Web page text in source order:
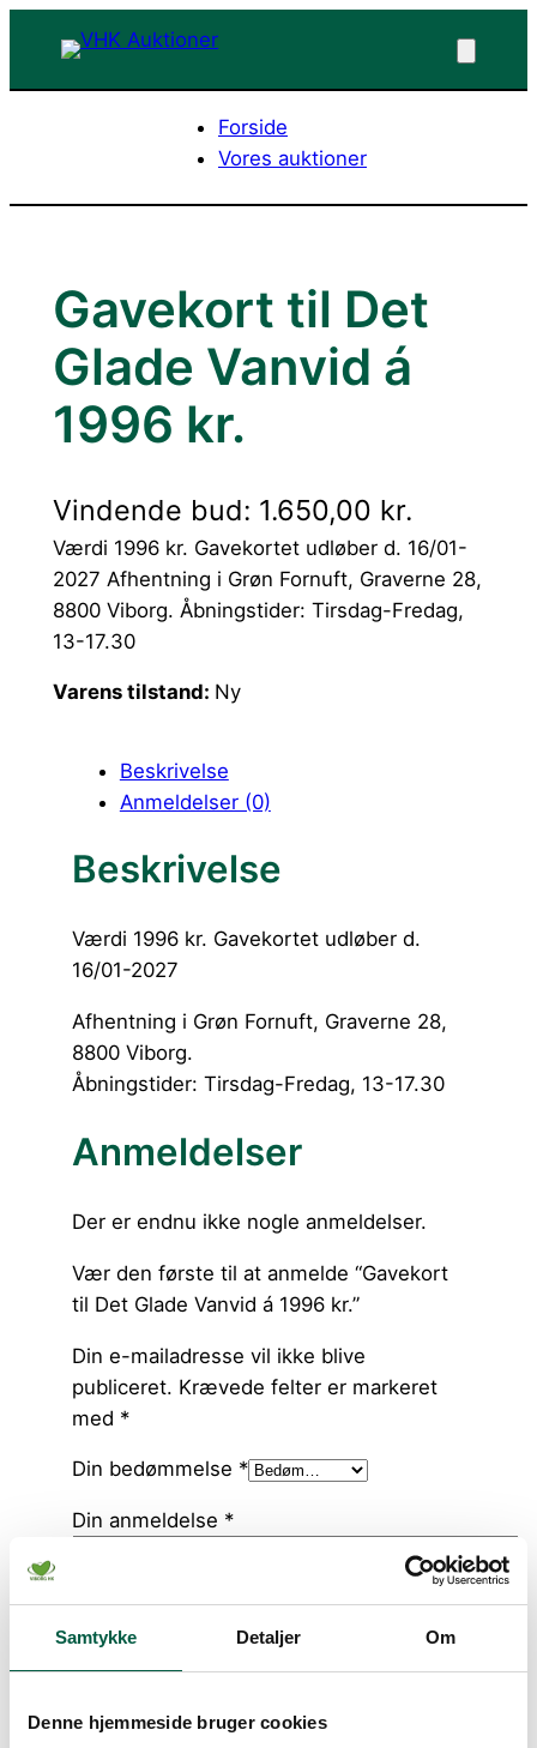
Samtykke Detaljer Om
Denne hjemmeside bruger cookies
indhold
Forside
Vores auktioner
Gavekort til Det
Glade Vanvid á
1996 kr.
Vindende bud: 1.650,00 kr.
Værdi 1996 kr. Gavekortet udløber d. 16/01-
2027 Afhentning i Grøn Fornuft, Graverne 28,
8800 Viborg. Åbningstider: Tirsdag-Fredag,
13-17.30
Varens tilstand: Ny
Beskrivelse
Anmeldelser (0)
Beskrivelse
Værdi 1996 kr. Gavekortet udløber d.
16/01-2027
Afhentning i Grøn Fornuft, Graverne 28,
8800 Viborg.
Åbningstider: Tirsdag-Fredag, 13-17.30
Anmeldelser
Der er endnu ikke nogle anmeldelser.
Vær den første til at anmelde “Gavekort
til Det Glade Vanvid á 1996 kr.”
Din e-mailadresse vil ikke blive
publiceret. Krævede felter er markeret
med *
Din bedømmelse *
Din anmeldelse *
Navn